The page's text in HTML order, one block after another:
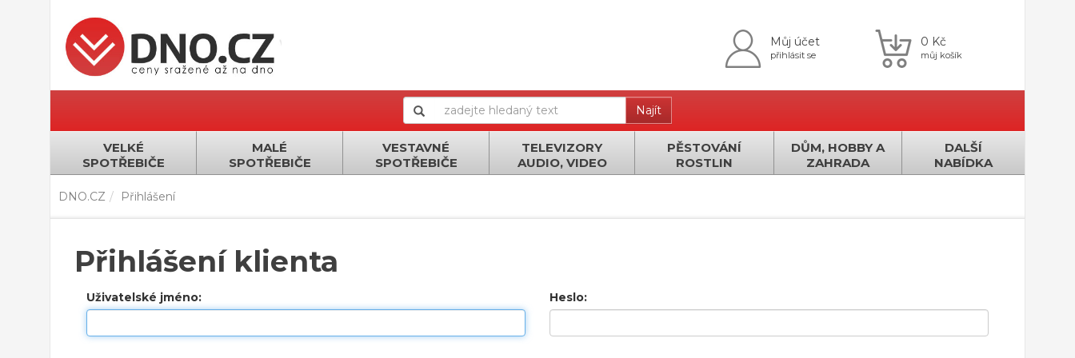
Můj účet
přihlásit se
0 Kč
můj košík
Najít
VELKÉ
SPOTŘEBIČE
MALÉ
SPOTŘEBIČE
VESTAVNÉ
SPOTŘEBIČE
TELEVIZORY
AUDIO, VIDEO
PĚSTOVÁNÍ
ROSTLIN
DŮM, HOBBY A
ZAHRADA
DALŠÍ
NABÍDKA
DNO.CZ Přihlášení
Přihlášení klienta
Uživatelské jméno: Heslo: